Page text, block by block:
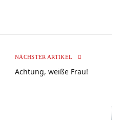
NÄCHSTER ARTIKEL
Achtung, weiße Frau!